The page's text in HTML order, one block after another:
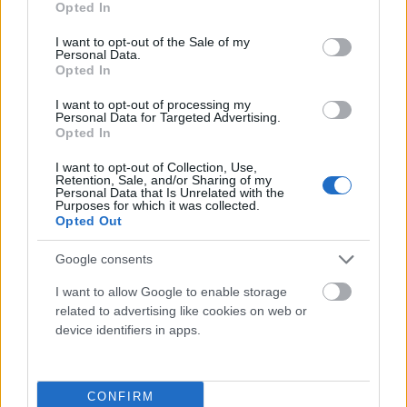
use your data for below specified purposes in below Google
consent section.
Opted In
I want to opt-out of the Sale of my
Personal Data.
Opted In
I want to opt-out of processing my
Personal Data for Targeted Advertising.
Opted In
I want to opt-out of Collection, Use,
Retention, Sale, and/or Sharing of my
Personal Data that Is Unrelated with the
Purposes for which it was collected.
Opted Out
Google consents
I want to allow Google to enable storage
related to advertising like cookies on web or
device identifiers in apps.
CONFIRM
nézhetünk szembe a kudarcainkkal.
Az első azönmagunktól képezett távolság
, amikor felvesszük egy
kívülálló személy nézőpontját. Például, ahelyett, hogy azt kérdeznénk,
“Miért rontottam el?”
értelemszerűen a saját keresztnevünket helyettesítsük be).
Ethan Kross, a michigani egyetem pszichológusa több tanulmányában is
felhívta a figyelmet arra, hogy az önmagunktól képezett távolság
tompítja negatív érzelmi reakcióinkat, lehetővé téve, hogy a felkavaró
eseményeket objektívebb szemüvegen keresztül szemlélhessük. Azaz,
ebben az esetben a hibázás kevésbé lesz fenyegető az énképünkre
nézve, tehát hatékonyabban tudjuk elemezni az okokat. Ahelyett, hogy
savanyú lenne a szőlő vagy homokba dugnánk a fejünket.
A második stratégia az, amikortanácsot adunk másoknak,
olyasvalakinek, aki hasonló helyzetben van, mint mi. A
másoknak nyújtott segítség löketet ad, és ettől magabiztosabbnak
érezzük magunkat ahhoz is, hogy a saját hibáinkkal szembenézzünk.
ők mit rontottak el, ezt követően sokkal motiváltabbnak érezték magukat